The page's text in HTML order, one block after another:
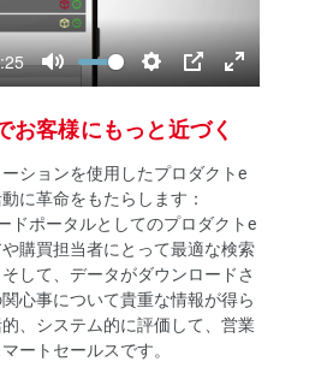
Mute
Settings
PIP
Enter
お客様にもっと近づく
ションを使用したプロダクトe
に革命をもたらします：
ドポータルとしてのプロダクトe
購買担当者にとって最適な検索
して、データがダウンロードさ
心事について貴重な情報が得ら
、システム的に評価して、営業
ートセールスです。